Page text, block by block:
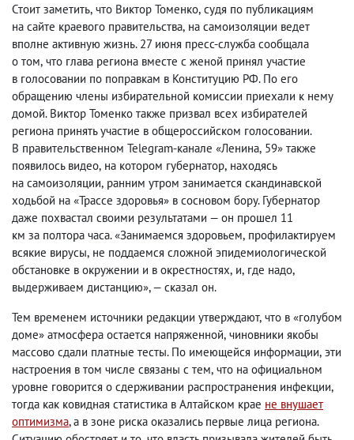
Стоит заметить, что Виктор Томенко, судя по публикациям
на сайте краевого правительства, на самоизоляции ведет
вполне активную жизнь. 27 июня пресс-служба сообщала
о том, что глава региона вместе с женой принял участие
в голосовании по поправкам в Конституцию РФ. По его
обращению члены избирательной комиссии приехали к нему
домой. Виктор Томенко также призвал всех избирателей
региона принять участие в общероссийском голосовании.
В правительственном Telegram-канале «Ленина, 59» также
появилось видео, на котором губернатор, находясь
на самоизоляции, ранним утром занимается скандинавской
ходьбой на «Трассе здоровья» в сосновом бору. Губернатор
даже похвастал своими результатами — он прошел 11
км за полтора часа. «Занимаемся здоровьем, профилактируем
всякие вирусы, не поддаемся сложной эпидемиологической
обстановке в окружении и в окрестностях, и, где надо,
выдерживаем дистанцию», — сказал он.
Тем временем источники редакции утверждают, что в «голубом
доме» атмосфера остается напряженной, чиновники якобы
массово сдали платные тесты. По имеющейся информации, эти
настроения в том числе связаны с тем, что на официальном
уровне говорится о сдерживании распространения инфекции,
тогда как ковидная статистика в Алтайском крае не внушает
оптимизма, а в зоне риска оказались первые лица региона.